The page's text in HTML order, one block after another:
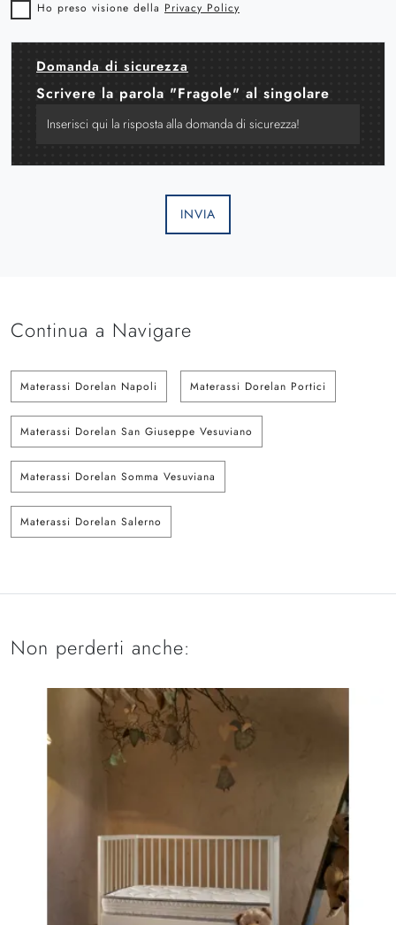
Ho preso visione della Privacy Policy
Domanda di sicurezza
Scrivere la parola "Fragole" al singolare
INVIA
Continua a Navigare
Materassi Dorelan Napoli Materassi Dorelan Portici
Materassi Dorelan San Giuseppe Vesuviano
Materassi Dorelan Somma Vesuviana
Materassi Dorelan Salerno
Non perderti anche: